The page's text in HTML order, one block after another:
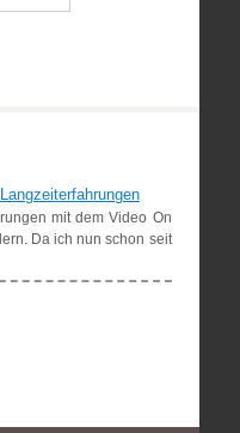
mit dem Video On
Da ich nun schon seit